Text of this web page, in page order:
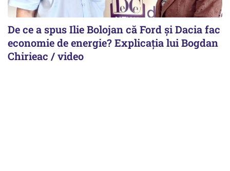
De ce a spus Ilie Bolojan că Ford și Dacia fac
economie de energie? Explicația lui Bogdan
Chirieac / video